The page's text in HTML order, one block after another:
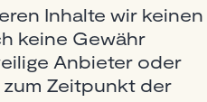
Inhalte wir keinen
keine Gewähr
Anbieter oder
Zeitpunkt der